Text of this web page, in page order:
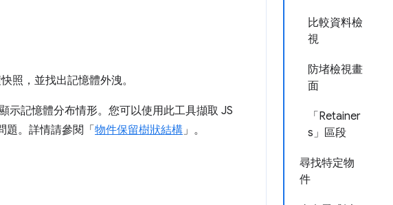
比較資料檢
視
防堵檢視畫
面
「Retainer
s」區段
尋找特定物
件
照，並找出記憶體外洩。
示記憶體分布情形。您可以使用此工具擷取 JS
。詳情請參閱「 物件保留樹狀結構」。